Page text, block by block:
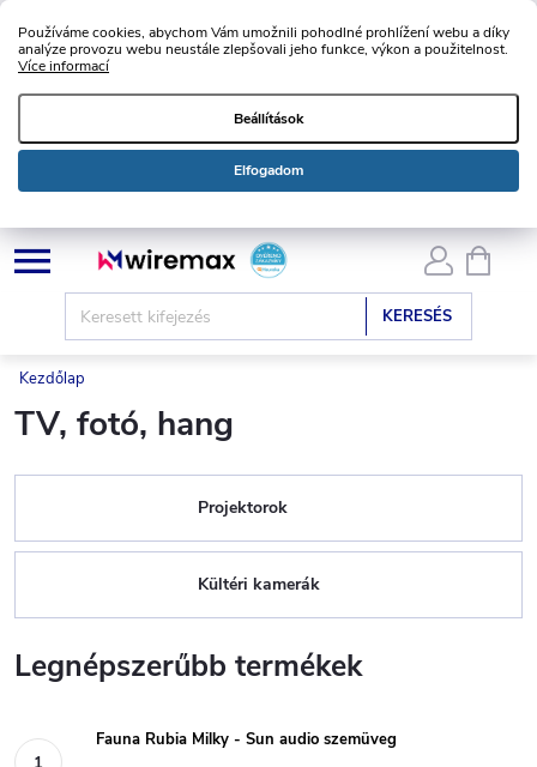
Používáme cookies, abychom Vám umožnili pohodlné prohlížení webu a díky
analýze provozu webu neustále zlepšovali jeho funkce, výkon a použitelnost.
Více informací
Beállítások
Elfogadom
Ugrás
KERESÉS
Kezdőlap
TV, fotó, hang
Projektorok
Kültéri kamerák
Legnépszerűbb termékek
Fauna Rubia Milky - Sun audio szemüveg